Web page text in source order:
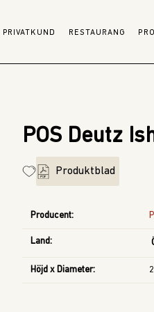
PRIVATKUND RESTAURANG
POS Deutz
Produktblad
Producent:
Land:
Höjd x Diameter: